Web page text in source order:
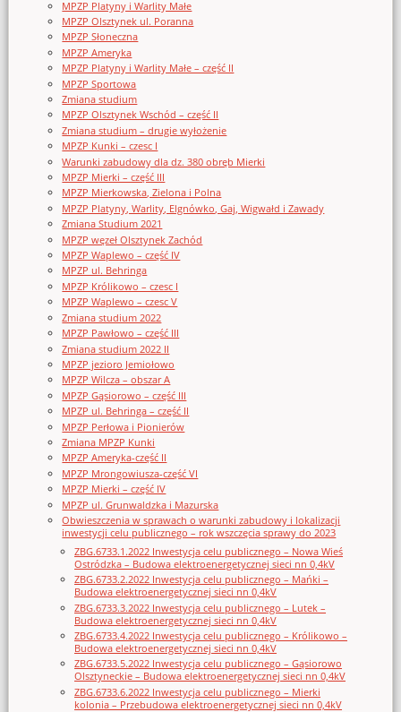
MPZP Platyny i Warlity Małe
MPZP Olsztynek ul. Poranna
MPZP Słoneczna
MPZP Ameryka
MPZP Platyny i Warlity Małe – część II
MPZP Sportowa
Zmiana studium
MPZP Olsztynek Wschód – część II
Zmiana studium – drugie wyłożenie
MPZP Kunki – czesc I
Warunki zabudowy dla dz. 380 obręb Mierki
MPZP Mierki – część III
MPZP Mierkowska, Zielona i Polna
MPZP Platyny, Warlity, Elgnówko, Gaj, Wigwałd i Zawady
Zmiana Studium 2021
MPZP węzeł Olsztynek Zachód
MPZP Waplewo – część IV
MPZP ul. Behringa
MPZP Królikowo – czesc I
MPZP Waplewo – czesc V
Zmiana studium 2022
MPZP Pawłowo – część III
Zmiana studium 2022 II
MPZP jezioro Jemiołowo
MPZP Wilcza – obszar A
MPZP Gąsiorowo – część III
MPZP ul. Behringa – część II
MPZP Perłowa i Pionierów
Zmiana MPZP Kunki
MPZP Ameryka-część II
MPZP Mrongowiusza-część VI
MPZP Mierki – część IV
MPZP ul. Grunwaldzka i Mazurska
Obwieszczenia w sprawach o warunki zabudowy i lokalizacji
inwestycji celu publicznego – rok wszczęcia sprawy do 2023
ZBG.6733.1.2022 Inwestycja celu publicznego – Nowa Wieś
Ostródzka – Budowa elektroenergetycznej sieci nn 0,4kV
ZBG.6733.2.2022 Inwestycja celu publicznego – Mańki –
Budowa elektroenergetycznej sieci nn 0,4kV
ZBG.6733.3.2022 Inwestycja celu publicznego – Lutek –
Budowa elektroenergetycznej sieci nn 0,4kV
ZBG.6733.4.2022 Inwestycja celu publicznego – Królikowo –
Budowa elektroenergetycznej sieci nn 0,4kV
ZBG.6733.5.2022 Inwestycja celu publicznego – Gąsiorowo
Olsztyneckie – Budowa elektroenergetycznej sieci nn 0,4kV
ZBG.6733.6.2022 Inwestycja celu publicznego – Mierki
kolonia – Przebudowa elektroenergetycznej sieci nn 0,4kV